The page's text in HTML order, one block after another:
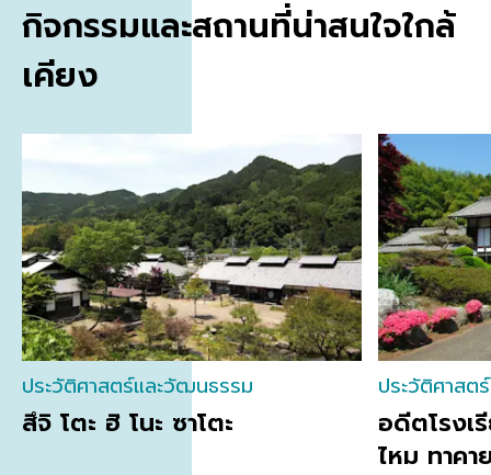
กิจกรรมและสถานที่น่าสนใจใกล้
เคียง
ประวัติศาสตร์และวัฒนธรรม
สึจิ โตะ ฮิ โนะ ซาโตะ
ประวัติศาสต
อดีตโรงเ
ไหม ทาคา